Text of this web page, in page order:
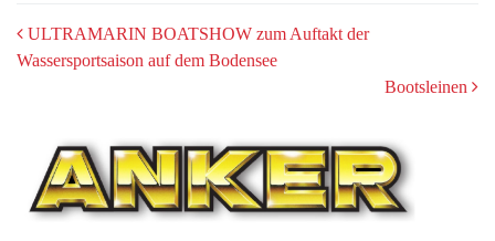
POST
NAVIGATION
ULTRAMARIN BOATSHOW zum Auftakt der
Wassersportsaison auf dem Bodensee
Bootsleinen